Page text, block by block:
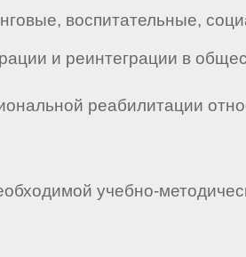
воспитательные,
и реинтеграции в
реабилитации
учебно-